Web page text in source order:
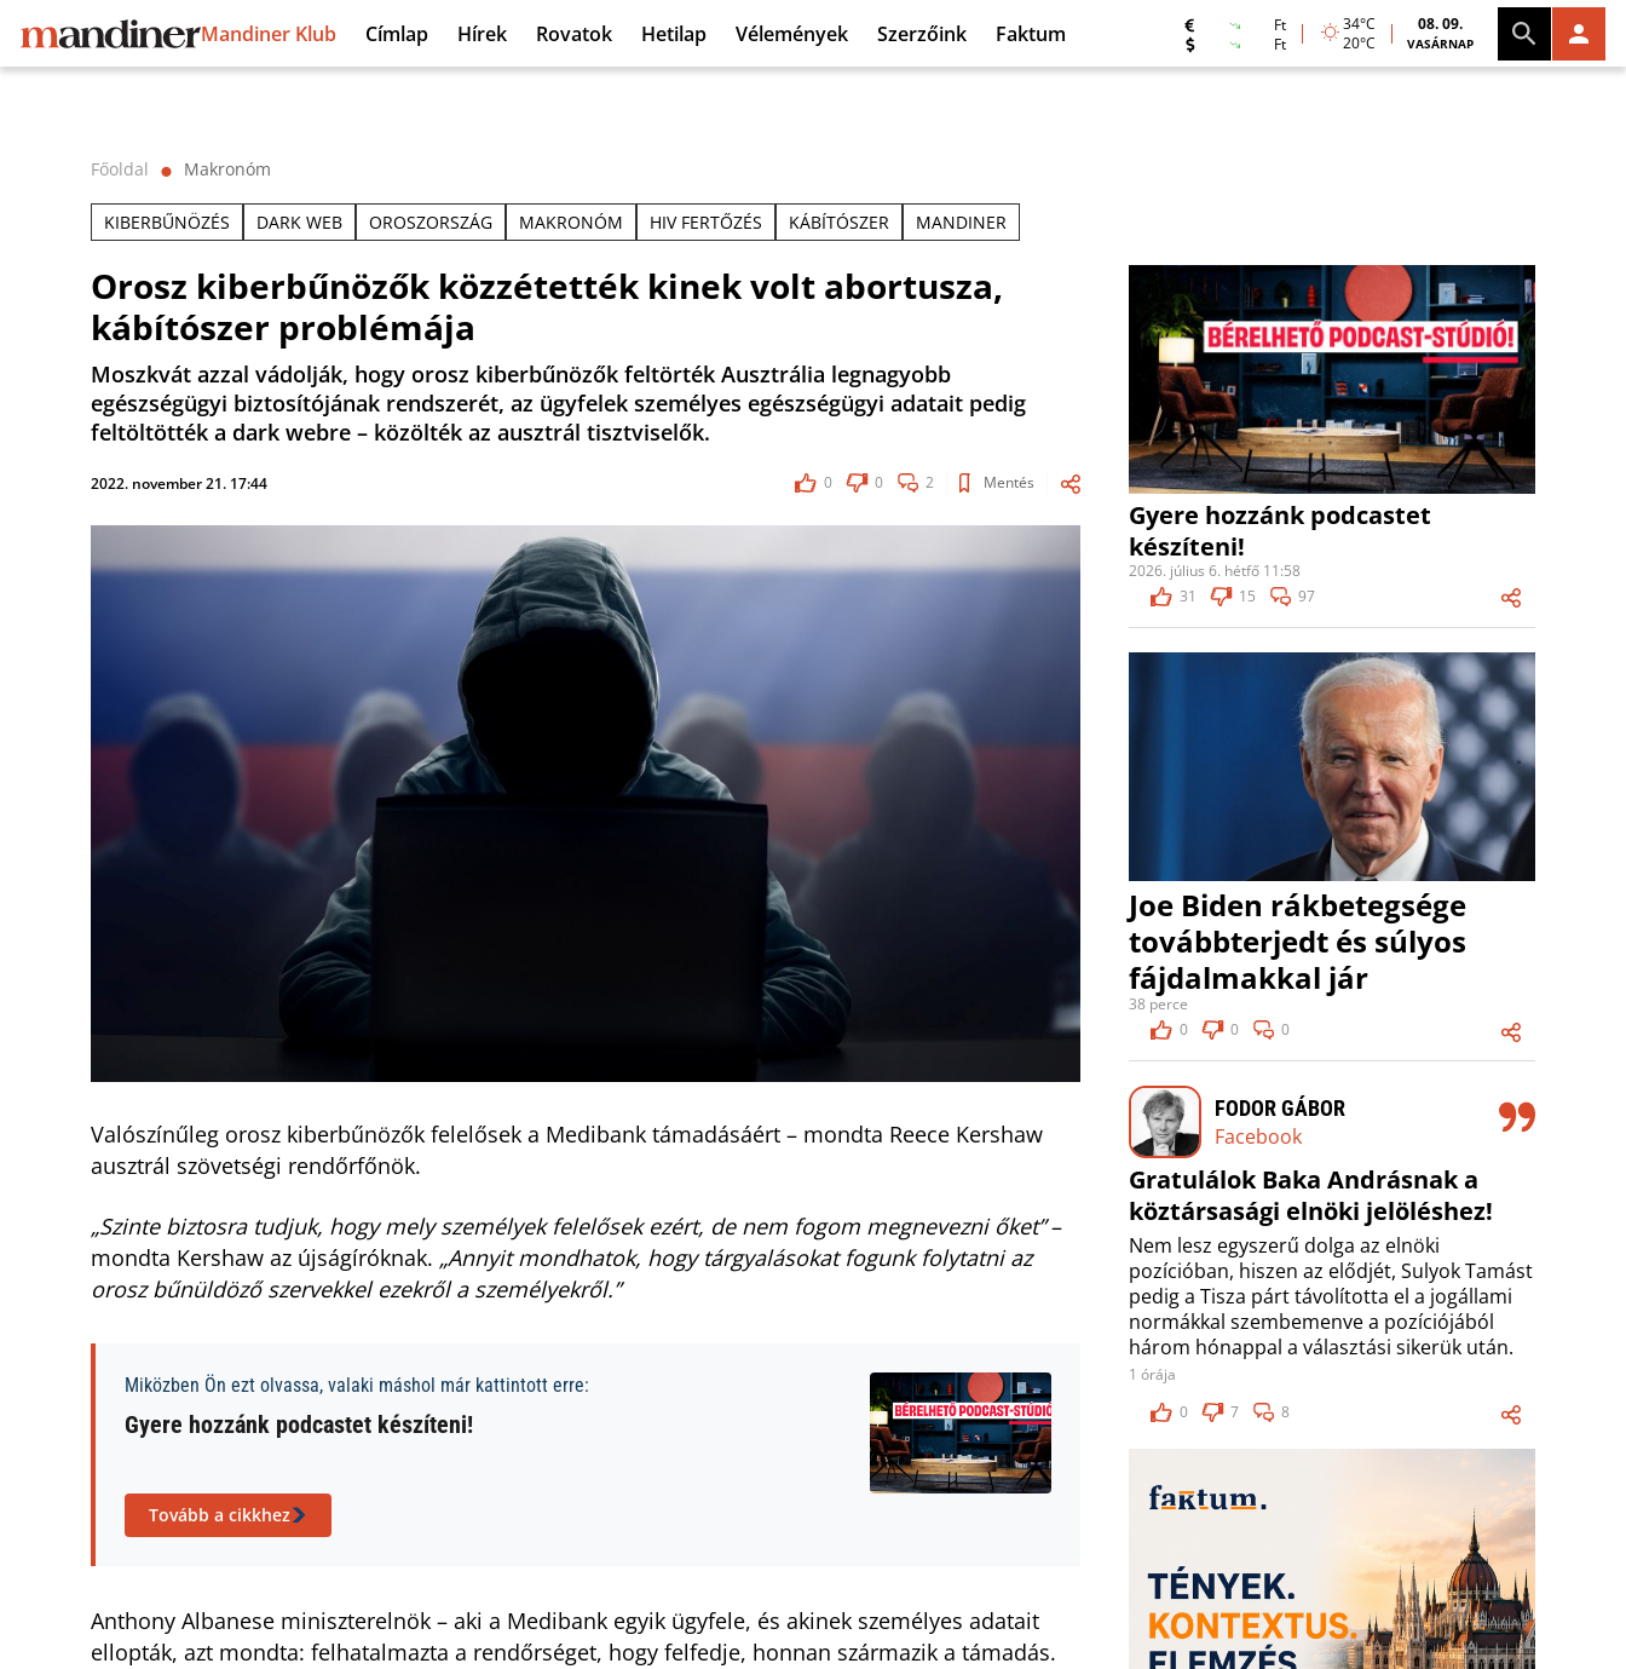
Mandiner Klub Címlap Hírek Rovatok Hetilap Vélemények Szerzőink Faktum
Ft
Ft
34°C
20°C
08. 09.
VASÁRNAP
Főoldal ⬤ Makronóm
KIBERBŰNÖZÉS DARK WEB OROSZORSZÁG MAKRONÓM HIV FERTŐZÉS KÁBÍTÓSZER MANDINER
Orosz kiberbűnözők közzétették kinek volt abortusza,
kábítószer problémája
Moszkvát azzal vádolják, hogy orosz kiberbűnözők feltörték Ausztrália legnagyobb
egészségügyi biztosítójának rendszerét, az ügyfelek személyes egészségügyi adatait pedig
feltöltötték a dark webre – közölték az ausztrál tisztviselők.
2022. november 21. 17:44 0 0 2 Mentés
Valószínűleg orosz kiberbűnözők felelősek a Medibank támadásáért – mondta Reece Kershaw
ausztrál szövetségi rendőrfőnök.
„Szinte biztosra tudjuk, hogy mely személyek felelősek ezért, de nem fogom megnevezni őket”–
mondta Kershaw az újságíróknak. „Annyit mondhatok, hogy tárgyalásokat fogunk folytatni az
orosz bűnüldöző szervekkel ezekről a személyekről.”
Miközben Ön ezt olvassa, valaki máshol már kattintott erre:
Gyere hozzánk podcastet készíteni!
Tovább a cikkhez
Anthony Albanese miniszterelnök – aki a Medibank egyik ügyfele, és akinek személyes adatait
ellopták, azt mondta: felhatalmazta a rendőrséget, hogy felfedje, honnan származik a támadás.
Gyere hozzánk podcastet
készíteni!
2026. július 6. hétfő 11:58
31
15 97
Joe Biden rákbetegsége
továbbterjedt és súlyos
fájdalmakkal jár
38 perce
0
0 0
FODOR GÁBOR
Facebook
Gratulálok Baka Andrásnak a
köztársasági elnöki jelöléshez!
Nem lesz egyszerű dolga az elnöki
pozícióban, hiszen az elődjét, Sulyok Tamást
pedig a Tisza párt távolította el a jogállami
normákkal szembemenve a pozíciójából
három hónappal a választási sikerük után.
1 órája
0
7 8